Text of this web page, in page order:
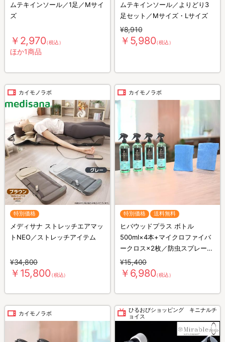
ムテキインソール／1足／Mサイ
ズ
￥2,970（税込）
ほか1商品
ムテキインソール／よりどり3
足セット／Mサイズ・Lサイズ
¥8,910
￥5,980（税込）
カイモノラボ
特別価格
メディサナ ストレッチエアマッ
トNEO／ストレッチアイテム
¥34,800
￥15,800（税込）
カイモノラボ
特別価格 送料無料
ヒバウッドプラス ボトル
500ml×4本+マイクロファイバ
ークロス×2枚／防虫スプレー／
防虫剤／害虫忌避剤
¥15,400
￥6,980（税込）
カイモノラボ
ひるおびショッピング キニナルチ
ョイス